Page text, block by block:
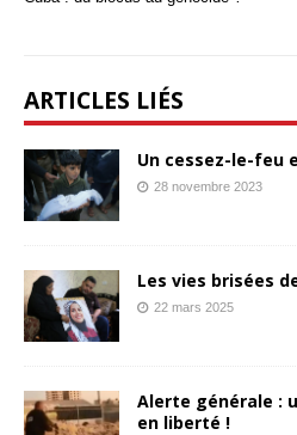
ARTICLES LIÉS
Un cessez-le-feu
28 novembre 2023
Les vies brisées
22 mars 2025
Alerte générale :
en liberté !